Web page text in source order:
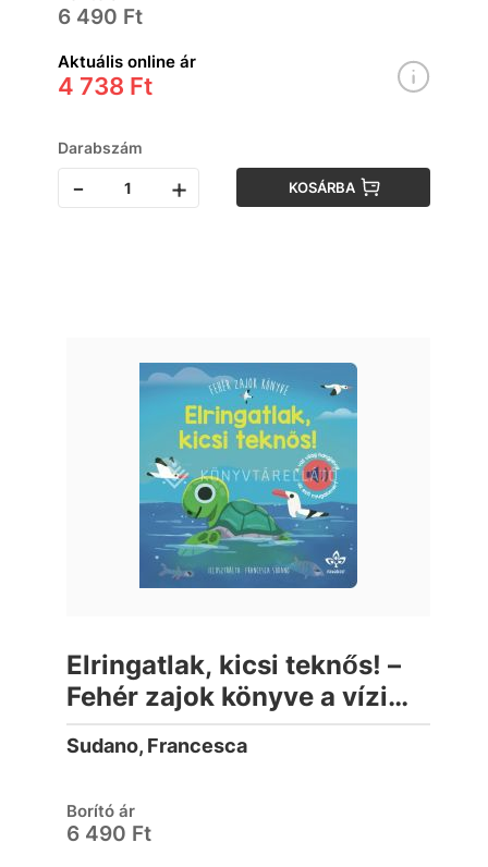
6 490 Ft
Aktuális online ár
4 738 Ft
Darabszám
- + KOSÁRBA
Elringatlak, kicsi teknős! –
Fehér zajok könyve a vízi
világ hangjaival az esti
nyugalomért (lapozó)
Sudano, Francesca
Borító ár
6 490 Ft